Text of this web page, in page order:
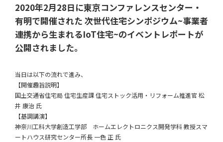
2020年2月28日に東京コンファレンスセンター・
有明で開催された 次世代住宅シンポジウム~事業者
連携から生まれるIoT住宅~のイベントレポートが
公開されました。
当日は以下の流れで進み、
【開催趣旨説明】
国土交通省住宅局 住宅生産課 住宅ストック活用・リフォーム推進官 松
井 康治 氏
【基調講演】
神奈川工科大学創造工学部 ホームエレクトロニクス開発学科 教授スマ
ートハウス研究センター所長 一色 正 氏